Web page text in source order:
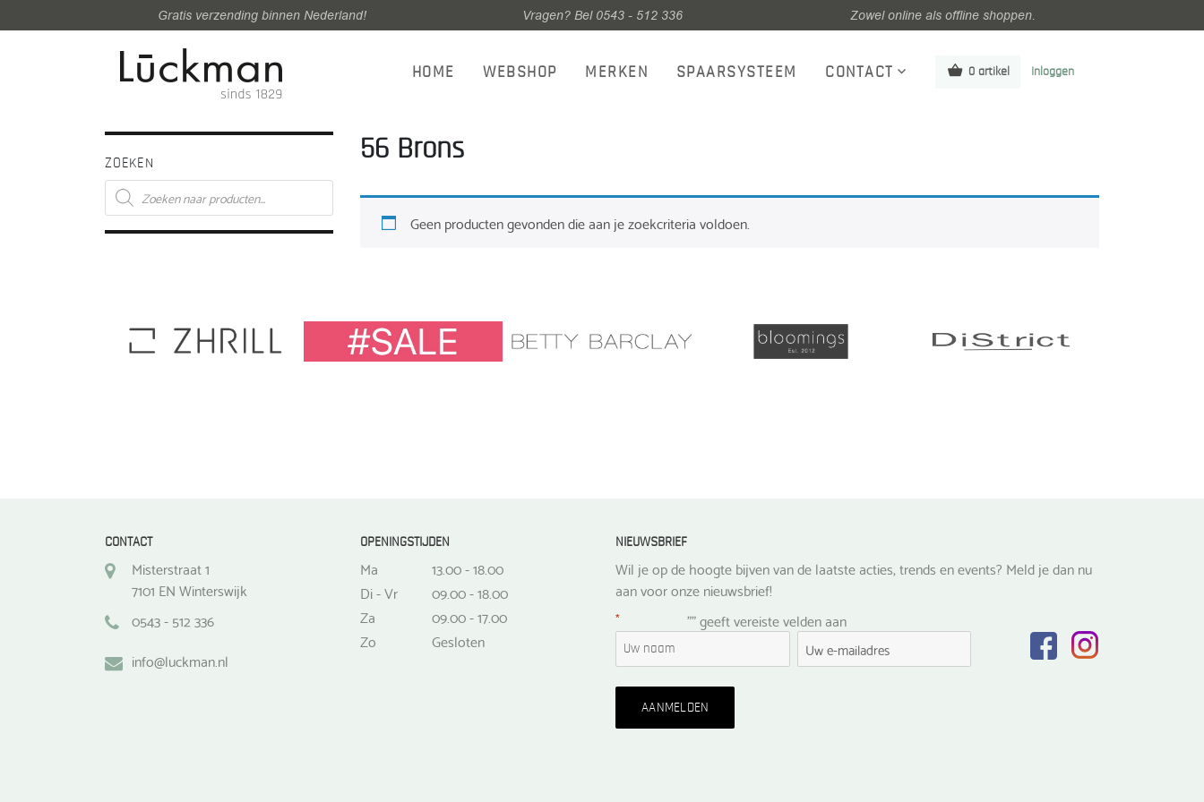
Gratis verzending binnen Nederland! Vragen? Bel 0543 - 512 336 Zowel online als offline shoppen.
HOME WEBSHOP MERKEN SPAARSYSTEEM CONTACT 0 artikel Inloggen
ZOEKEN
Producten
zoeken
56 Brons
Geen producten gevonden die aan je zoekcriteria voldoen.
CONTACT
Misterstraat 1
7101 EN Winterswijk
0543 - 512 336
info@luckman.nl
OPENINGSTIJDEN
Ma
13.00 - 18.00
Di - Vr
09.00 - 18.00
Za
09.00 - 17.00
Zo
Gesloten
NIEUWSBRIEF
Wil je op de hoogte bijven van de laatste acties, trends en events? Meld je dan nu
aan voor onze nieuwsbrief!
"
* " geeft vereiste velden aan